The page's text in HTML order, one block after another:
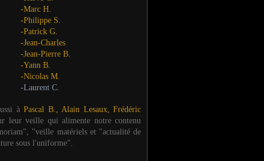
-Marc H.
-Philippe S.
-Patrick G.
-Jean-Charles
-Jean-Pierre B.
-Yann B.
-Nicolas M.
-Laurent C.
àPascal B., Alain Lesaux, Frédéric
leur veille qui alimente notre contenu
"veille matériels et "actualité de
sous l'uniforme".